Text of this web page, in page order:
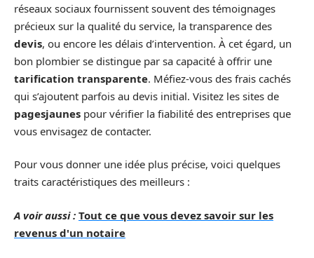
réseaux sociaux fournissent souvent des témoignages
précieux sur la qualité du service, la transparence des
devis, ou encore les délais d’intervention. À cet égard, un
bon plombier se distingue par sa capacité à offrir une
tarification transparente. Méfiez-vous des frais cachés
qui s’ajoutent parfois au devis initial. Visitez les sites de
pagesjaunes pour vérifier la fiabilité des entreprises que
vous envisagez de contacter.
Pour vous donner une idée plus précise, voici quelques
traits caractéristiques des meilleurs :
A voir aussi : Tout ce que vous devez savoir sur les
revenus d'un notaire